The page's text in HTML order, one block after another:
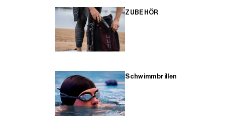
ZUBEHÖR
Schwimmbrillen